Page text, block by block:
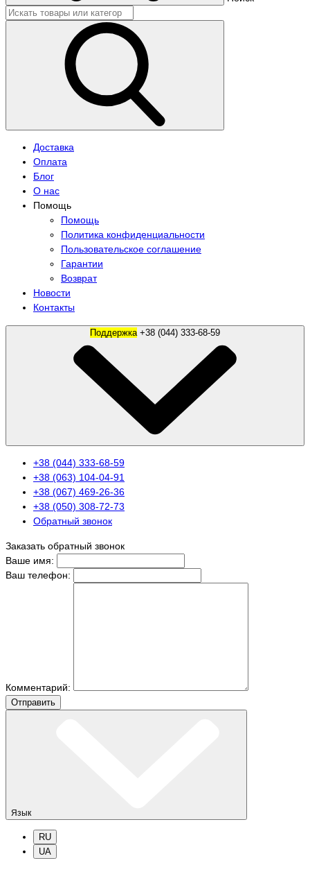
Доставка
Оплата
Блог
О нас
Помощь
Помощь
Политика конфиденциальности
Пользовательское соглашение
Гарантии
Возврат
Новости
Контакты
Поддержка
+38 (044) 333-68-59
+38 (063) 104-04-91
+38 (067) 469-26-36
+38 (050) 308-72-73
Обратный звонок
Заказать обратный звонок
Ваше имя:
Ваш телефон:
Комментарий:
Отправить
Язык
RU
UA